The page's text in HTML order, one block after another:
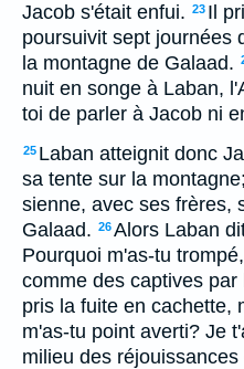
Jacob s'était enfui. 23 Il
poursuivit sept journées
la montagne de Galaad.
nuit en songe à Laban,
toi de parler à Jacob ni
25 Laban atteignit donc
sa tente sur la
sienne, avec ses frères,
Galaad. 26Alors Laban
Pourquoi m'as-tu
comme des captives par
pris la fuite en cachette,
m'as-tu point averti? Je
milieu des